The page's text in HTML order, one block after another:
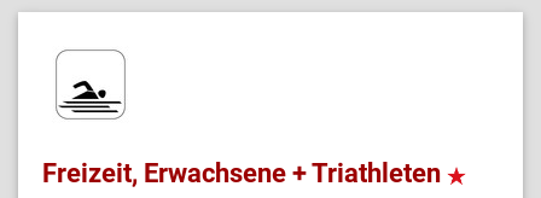
Freizeit, Erwachsene + Triathleten